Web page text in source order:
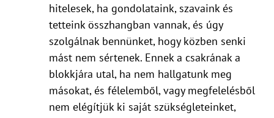
hitelesek, ha gondolataink, szavaink és
tetteink összhangban vannak, és úgy
szolgálnak bennünket, hogy közben senki
mást nem sértenek. Ennek a csakrának a
blokkjára utal, ha nem hallgatunk meg
másokat, és félelemből, vagy megfelelésből
nem elégítjük ki saját szükségleteinket,